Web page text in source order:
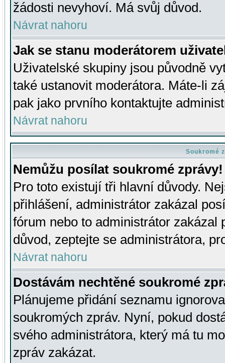
žádosti nevyhoví. Má svůj důvod.
Návrat nahoru
Jak se stanu moderátorem
Uživatelské skupiny jsou původně
také ustanovit moderátora. Máte-li
pak jako prvního kontaktujte
Návrat nahoru
Soukromé
Nemůžu posílat soukromé zprávy!
Pro toto existují tři hlavní důvody.
přihlášení, administrátor zakázal
fórum nebo to administrátor zakázal
důvod, zeptejte se administrátora,
Návrat nahoru
Dostávám nechtěné soukromé
Plánujeme přidání seznamu
soukromých zpráv. Nyní, pokud
svého administrátora, který má tu
zpráv zakázat.